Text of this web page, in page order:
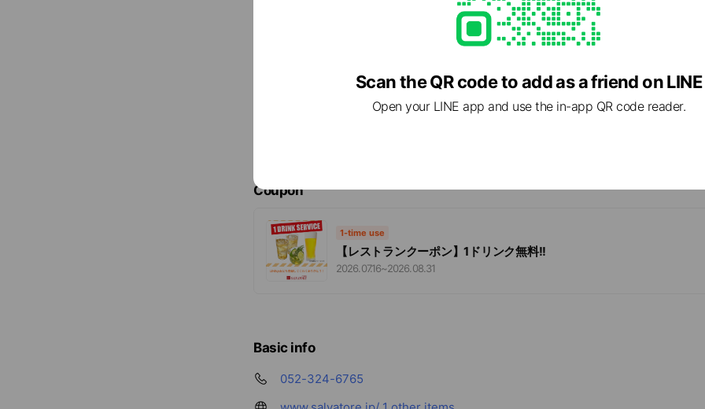
イタリア産マスカルポーネチーズのクラシック
Coupon
1-time use
【レストランクーポン】1ドリンク無料!!
2026.07.16~2026.08.31
Basic info
052-324-6765
Scan the QR code to add as a friend on LINE
Open your LINE app and use the in-app QR code reader.